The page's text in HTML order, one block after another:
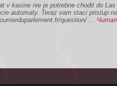
v kasine nie je potrebne chodit do
automaty. Teraz vam staci pristup
question/ ...